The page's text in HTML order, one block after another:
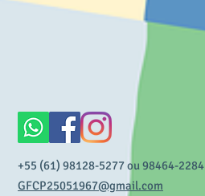
+55 (61) 98128-5277 ou 98464-2284
GFCP25051967@gmail.com